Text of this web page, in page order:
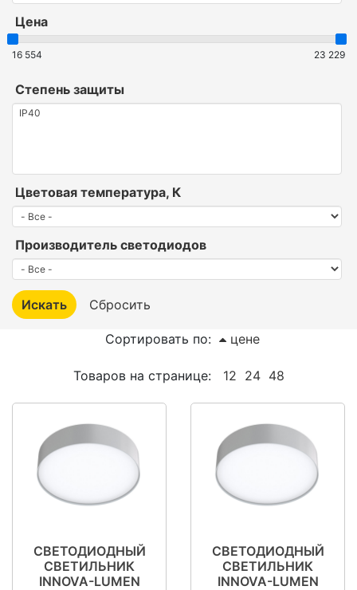
Цена
16 554 23 229
Степень защиты
Цветовая температура, К
Производитель светодиодов
Сортировать по: цене
Товаров на странице: 12 24 48
СВЕТОДИОДНЫЙ
СВЕТИЛЬНИК
INNOVA-LUMEN
СВЕТОДИОДНЫЙ
СВЕТИЛЬНИК
INNOVA-LUMEN